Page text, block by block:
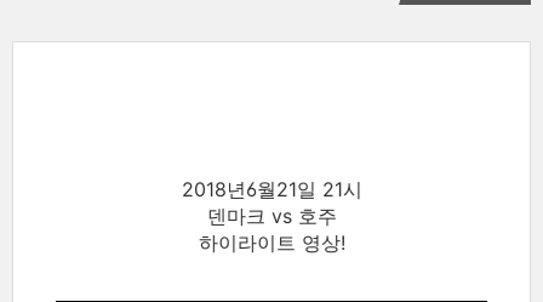
2018년6월21일 21시
덴마크 vs 호주
하이라이트 영상!